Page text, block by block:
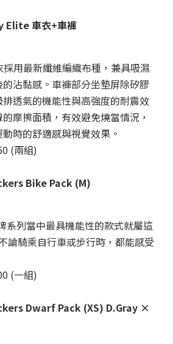
Elite 車衣+車褲
用最新纖維編織布種，兼具吸濕
沾黏感。車褲部分坐墊屏除矽膠
透氣的機能性與高強度的耐震效
摩擦面積，有效避免燒當情況，
時的舒適感與視覺效果。
(兩組)
Bike Pack (M)
系列當中最具機能性的款式就屬這
論騎乘自行車或步行時，都能感受
(一組)
Dwarf Pack (XS) D.Gray ×